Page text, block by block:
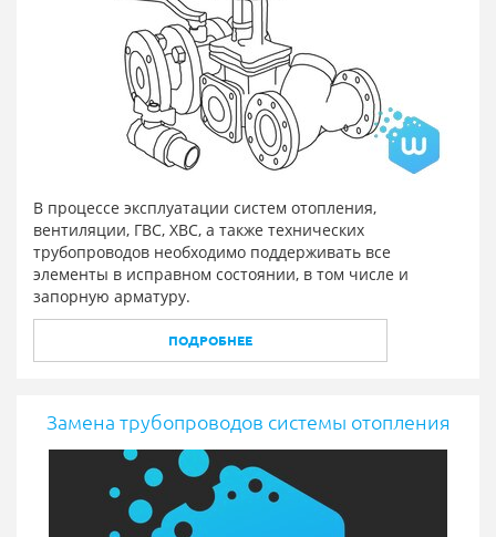
В процессе эксплуатации систем отопления,
вентиляции, ГВС, ХВС, а также технических
трубопроводов необходимо поддерживать все
элементы в исправном состоянии, в том числе и
запорную арматуру.
ПОДРОБНЕЕ
Замена трубопроводов системы отопления